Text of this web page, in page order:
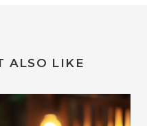
ALSO LIKE